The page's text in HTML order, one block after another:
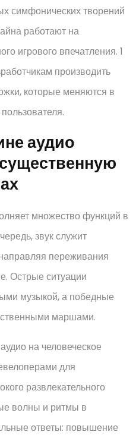
симфонических творений
работают на
игрового впечатления. 1
производить
которые меняются в
аудио
множество функций в
звук служит
переживания
Острые ситуации
музыкой, а победные
маршами.
на человеческое
для
развлекательного
волны и ритмы в
ответы: повышение